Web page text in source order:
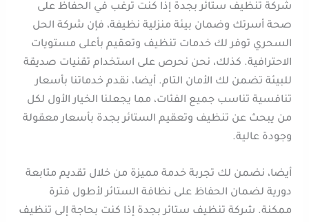
شركة تنظيف ستائر بجدة إذا كنت ترغب في الحفاظ على
صحة أسرتك وضمان بيئة منزلية نظيفة، فإن شركة الحل
السحري توفر لك خدمات تنظيف وتعقيم بأعلى مستويات
الاحترافية. كذلك، نحن نحرص على استخدام تقنيات صديقة
للبيئة تضمن لك الأمان التام. أيضا، نقدم خدماتنا بأسعار
تنافسية تناسب جميع الفئات، مما يجعلنا الخيار الأول لكل
من يبحث عن تنظيف وتعقيم الستائر بجدة بأسعار معقولة
وجودة عالية.
أيضا، نضمن لك تجربة خدمة مميزة من خلال تقديم متابعة
دورية لضمان الحفاظ على نظافة الستائر لأطول فترة
ممكنة. شركة تنظيف ستائر بجدة إذا كنت بحاجة إلى تنظيف